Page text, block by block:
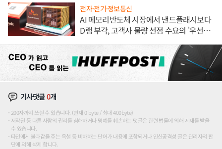
전자·전기·정보통신
AI 메모리반도체 시장에서 낸드플래시보다
D램 부각, 고객사 물량 선점 수요의 '우선순
기사댓글0개
200자까지 쓰실 수 있습니다. (현재 0 byte / 최대 400byte)
저작권 등 다른 사람의 권리를 침해하거나 명예를 훼손하는 댓글은 관련 법률에 의해 제재를 받을
수 있습니다.
타인에게 불쾌감을 주는 욕설 등 비하하는 단어가 내용에 포함되거나 인신공격성 글은 관리자의 판
단에 의해 삭제 합니다.